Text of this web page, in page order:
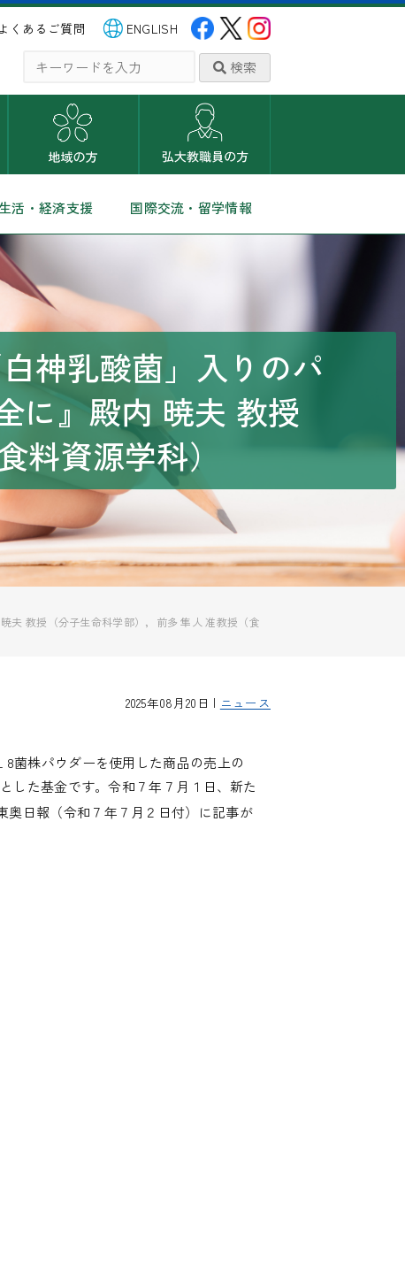
よくあるご質問 ENGLISH
検索
活・経済支援 国際交流・留学情報
神乳酸菌」入りのパ
』殿内 暁夫 教授
料資源学科）
教授（分子生命科学部），前多 隼人 准教授（食
2025年08月20日 | ニュース
8菌株パウダーを使用した商品の売上の
した基金です。令和７年７月１日、新た
奥日報（令和７年７月２日付）に記事が